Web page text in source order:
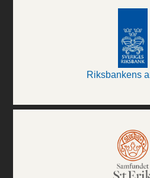
Riksbankens